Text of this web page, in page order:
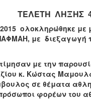
ΤΕΛΕΤΗ ΛΗΞΗΣ
ολοκληρώθηκε με
με διεξαγωγή
με την
κ. Κώστας
σε θέματα
φορέων του